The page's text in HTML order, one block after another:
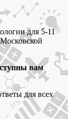
для 5-11
вам
для всех